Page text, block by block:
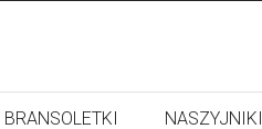
BRANSOLETKI NASZYJNIKI